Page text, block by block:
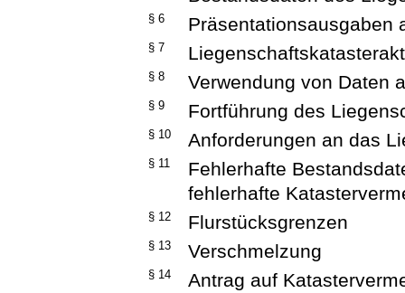
§ 6 Präsentationsausgaben
§ 7
§ 8 Verwendung von Daten
§ 9 Fortführung des
§ 10 Anforderungen an das
§ 11
Fehlerhafte
fehlerhafte
§ 12 Flurstücksgrenzen
§ 13 Verschmelzung
§ 14
Antrag auf